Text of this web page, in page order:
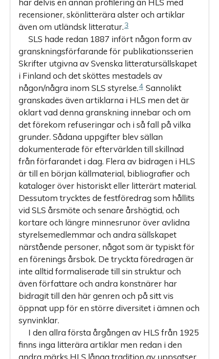
har delvis en annan profilering än HLS med
recensioner, skönlitterära alster och artiklar
även om utländsk litteratur.3
SLS hade redan 1887 infört någon form av
granskningsförfarande för publikationsserien
Skrifter utgivna av Svenska litteratursällskapet
i Finland och det sköttes mestadels av
någon/några inom SLS styrelse.4 Sannolikt
granskades även artiklarna i HLS men det är
oklart vad denna granskning innebar och om
det förekom refuseringar och i så fall på vilka
grunder. Sådana uppgifter blev sällan
dokumenterade för eftervärlden till skillnad
från förfarandet i dag. Flera av bidragen i HLS
är till en början källmaterial, bibliografier och
kataloger över historiskt eller litterärt material.
Dessutom trycktes de festföredrag som hållits
vid SLS årsmöte och senare årshögtid, och
kortare och längre minnesrunor över avlidna
styrelsemedlemmar och andra sällskapet
närstående personer, något som är typiskt för
en förenings årsbok. De tryckta föredragen är
inte alltid formaliserade till sin struktur och
även författare och andra konstnärer har
bidragit till den här genren och på sitt vis
öppnat upp för en större diversitet i ämnen och
synvinklar.
I den allra första årgången av HLS från 1925
finns inga litterära artiklar men redan i den
andra märks HLS långa tradition av uppsatser